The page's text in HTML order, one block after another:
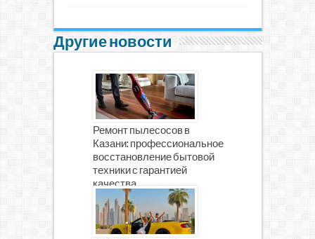
Другие новости
Ремонт пылесосов в
Казани: профессиональное
восстановление бытовой
техники с гарантией
качества